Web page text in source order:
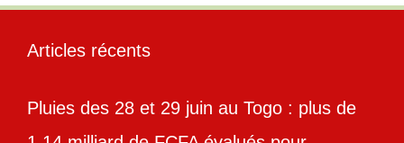
Articles récents
Pluies des 28 et 29 juin au Togo : plus de